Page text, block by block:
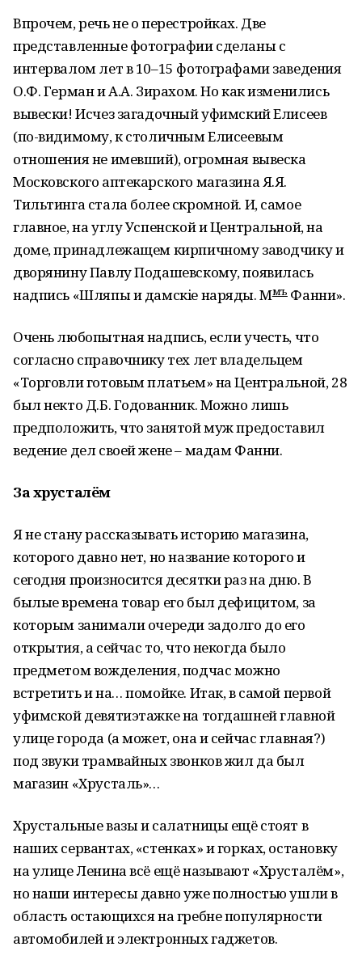
Впрочем, речь не о перестройках. Две
представленные фотографии сделаны с
интервалом лет в 10–15 фотографами заведения
О.Ф. Герман и А.А. Зирахом. Но как изменились
вывески! Исчез загадочный уфимский Елисеев
(по-видимому, к столичным Елисеевым
отношения не имевший), огромная вывеска
Московского аптекарского магазина Я.Я.
Тильтинга стала более скромной. И, самое
главное, на углу Успенской и Центральной, на
доме, принадлежащем кирпичному заводчику и
дворянину Павлу Подашевскому, появилась
надпись «Шляпы и дамскiе наряды. МмъФанни».
Очень любопытная надпись, если учесть, что
согласно справочнику тех лет владельцем
«Торговли готовым платьем» на Центральной, 28
был некто Д.Б. Годованник. Можно лишь
предположить, что занятой муж предоставил
ведение дел своей жене – мадам Фанни.
За хрусталём
Я не стану рассказывать историю магазина,
которого давно нет, но название которого и
сегодня произносится десятки раз на дню. В
былые времена товар его был дефицитом, за
которым занимали очереди задолго до его
открытия, а сейчас то, что некогда было
предметом вожделения, подчас можно
встретить и на… помойке. Итак, в самой первой
уфимской девятиэтажке на тогдашней главной
улице города (а может, она и сейчас главная?)
под звуки трамвайных звонков жил да был
магазин «Хрусталь»…
Хрустальные вазы и салатницы ещё стоят в
наших сервантах, «стенках» и горках, остановку
на улице Ленина всё ещё называют «Хрусталём»,
но наши интересы давно уже полностью ушли в
область остающихся на гребне популярности
автомобилей и электронных гаджетов.